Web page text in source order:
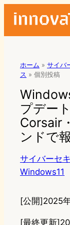
ホーム » サイバ
ス » 個別投稿
プデー
Corsair
ンドで
サイバーセ
Windows11
[公開]2025
[最終更新]